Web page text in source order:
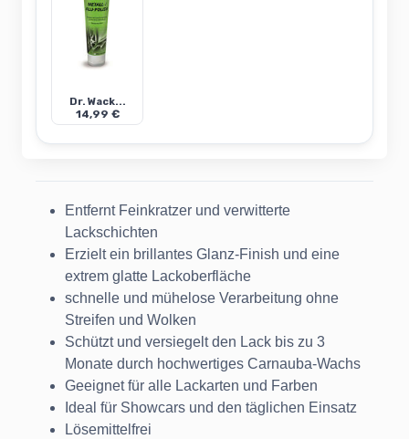
Dr. Wack...
14,99 €
Entfernt Feinkratzer und verwitterte
Lackschichten
Erzielt ein brillantes Glanz-Finish und eine
extrem glatte Lackoberfläche
schnelle und mühelose Verarbeitung ohne
Streifen und Wolken
Schützt und versiegelt den Lack bis zu 3
Monate durch hochwertiges Carnauba-Wachs
Geeignet für alle Lackarten und Farben
Ideal für Showcars und den täglichen Einsatz
Lösemittelfrei